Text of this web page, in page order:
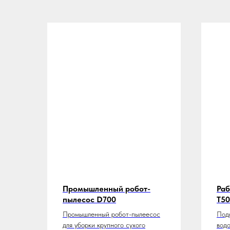
Промышленный робот-
пылесос D700
Промышленный робот-пылеесос
для уборки крупного сухого